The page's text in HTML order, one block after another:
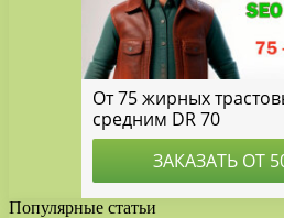
Популярные статьи